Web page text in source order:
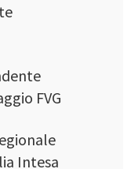
FVG
Intesa